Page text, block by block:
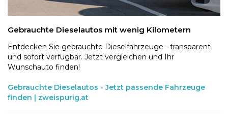
Gebrauchte Dieselautos mit wenig Kilometern
Entdecken Sie gebrauchte Dieselfahrzeuge - transparent
und sofort verfügbar. Jetzt vergleichen und Ihr
Wunschauto finden!
Gebrauchte Dieselautos - Jetzt passende Fahrzeuge
finden | zweispurig.at